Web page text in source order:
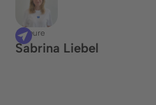
Auteure
Sabrina Liebel